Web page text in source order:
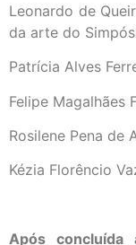
Leonardo de
da arte do
Patrícia Alves
Felipe Magalhães
Rosilene Pena de
Kézia Florêncio
Após concluída